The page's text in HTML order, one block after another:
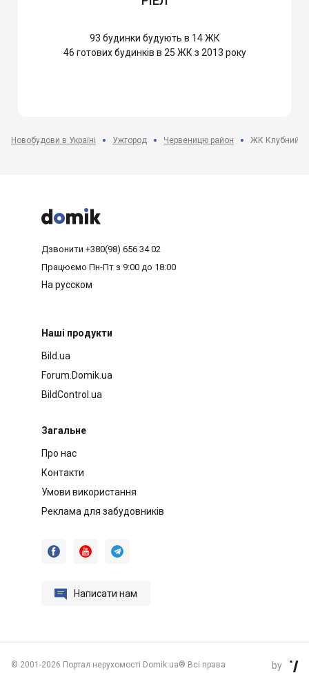
93 будинки будують в 14 ЖК
46 готових будинків в 25 ЖК з 2013 року
Новобудови в Україні Ужгород Червеницю район ЖК Клубний



Дзвонити +380(98) 656 34 02
Працюємо Пн-Пт з 9:00 до 18:00
На русском
Наші продукти
Bild.ua
Forum.Domik.ua
BildControl.ua
Загальне
Про нас
Контакти
Умови використання
Реклама для забудовників
  
 Написати нам
© 2001-2026 Портал нерухомості Domik.ua® Всі права
by 